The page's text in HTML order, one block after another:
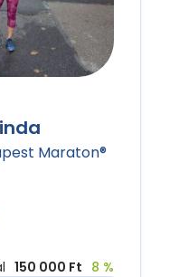
Maraton®
150 000 Ft 8 %